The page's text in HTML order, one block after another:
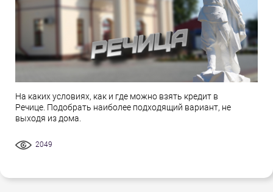
На каких условиях, как и где можно взять кредит в
Речице. Подобрать наиболее подходящий вариант, не
выходя из дома.
2049